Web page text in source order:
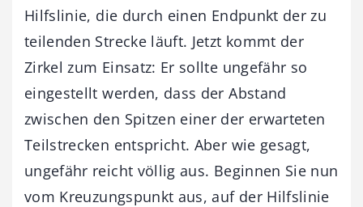
Hilfslinie, die durch einen Endpunkt der zu
teilenden Strecke läuft. Jetzt kommt der
Zirkel zum Einsatz: Er sollte ungefähr so
eingestellt werden, dass der Abstand
zwischen den Spitzen einer der erwarteten
Teilstrecken entspricht. Aber wie gesagt,
ungefähr reicht völlig aus. Beginnen Sie nun
vom Kreuzungspunkt aus, auf der Hilfslinie